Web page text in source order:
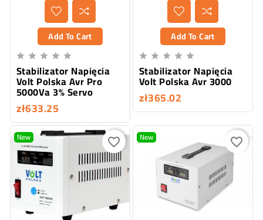
Add To Cart
    
Stabilizator Napięcia
Volt Polska Avr Pro
5000Va 3% Servo
zł633.25
Add To Cart
    
Stabilizator Napięcia
Volt Polska Avr 3000
zł365.02
New favorite_border New favorite_border